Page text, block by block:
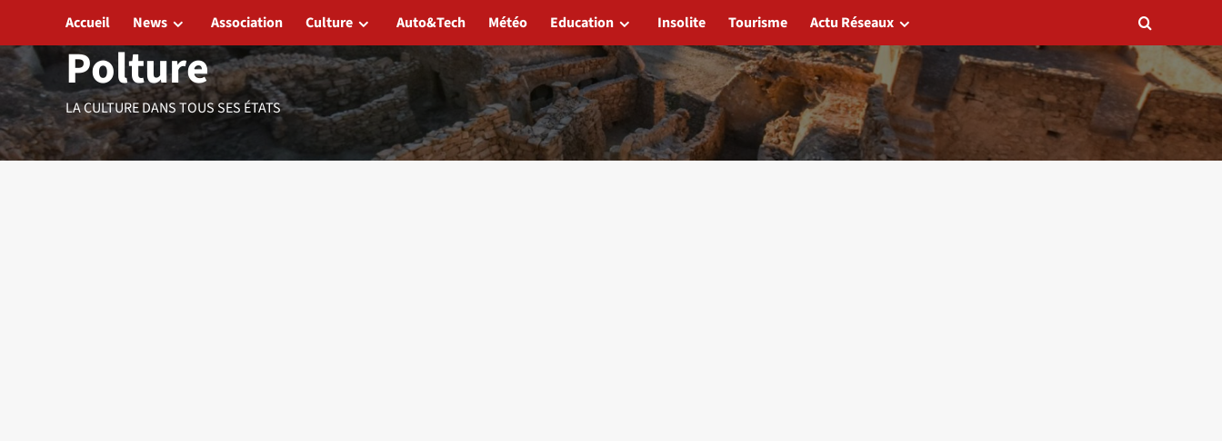
contenu
Polture
LA CULTURE DANS TOUS SES ÉTATS
Accueil News Association Culture Auto&Tech Météo Education Insolite Tourisme Actu Réseaux